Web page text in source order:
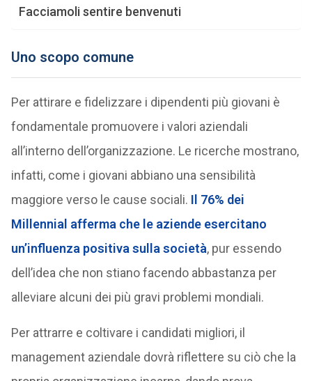
Facciamoli sentire benvenuti
Uno scopo comune
Per attirare e fidelizzare i dipendenti più giovani è
fondamentale promuovere i valori aziendali
all’interno dell’organizzazione. Le ricerche mostrano,
infatti, come i giovani abbiano una sensibilità
maggiore verso le cause sociali. Il 76% dei
Millennial afferma che le aziende esercitano
un’influenza positiva sulla società, pur essendo
dell’idea che non stiano facendo abbastanza per
alleviare alcuni dei più gravi problemi mondiali.
Per attrarre e coltivare i candidati migliori, il
management aziendale dovrà riflettere su ciò che la